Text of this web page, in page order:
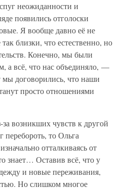
неожиданности и
появились отголоски
Я вообще давно её не
близки, что естественно, но
Конечно, мы были
а всё, что нас объединяло, —
договорились, что наши
просто отношениями
возникших чувств к другой
то Ольга
отталкиваясь от
знает… Оставив всё, что у
и новые переживания,
Но слишком многое